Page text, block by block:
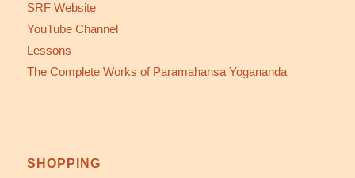
SRF Website
YouTube Channel
Lessons
The Complete Works of Paramahansa Yogananda
SHOPPING